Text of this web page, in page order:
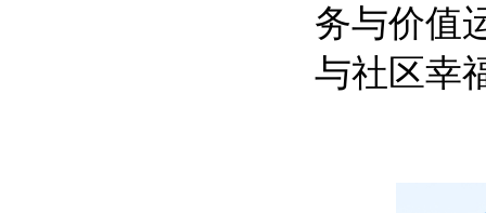
务与价值
与社区幸